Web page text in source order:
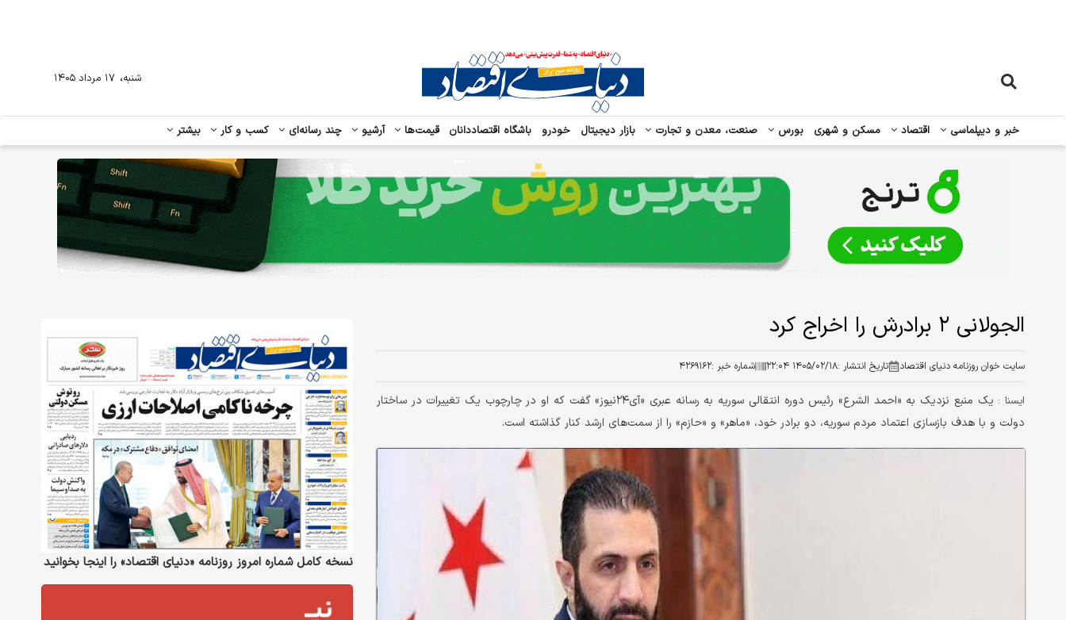
خبر و دیپلماسی اقتصاد مسکن و شهری بورس صنعت، معدن و تجارت بازار دیجیتال خودرو باشگاه اقتصاددانان قیمت‌ها آرشیو چند رسانه‌ای کسب و کار بیشتر
شنبه، ۱۷ مرداد ۱۴۰۵
الجولانی ۲ برادرش را اخراج کرد
سایت خوان روزنامه دنیای اقتصاد تاریخ انتشار :۱۴۰۵/۰۲/۱۸ ۲۲:۰۴ شماره خبر :۴۲۶۹۱۶۲
ايسنا :
یک منبع نزدیک به «احمد الشرع» رئیس دوره انتقالی سوریه به رسانه عبری «آی۲۴نیوز» گفت که او در چارچوب یک تغییرات در ساختار
دولت و با هدف بازسازی اعتماد مردم سوریه، دو برادر خود، «ماهر» و «حازم» را از سمت‌های ارشد کنار گذاشته است.
نسخه کامل شماره امروز روزنامه «دنیای‌ اقتصاد» را اینجا بخوانید